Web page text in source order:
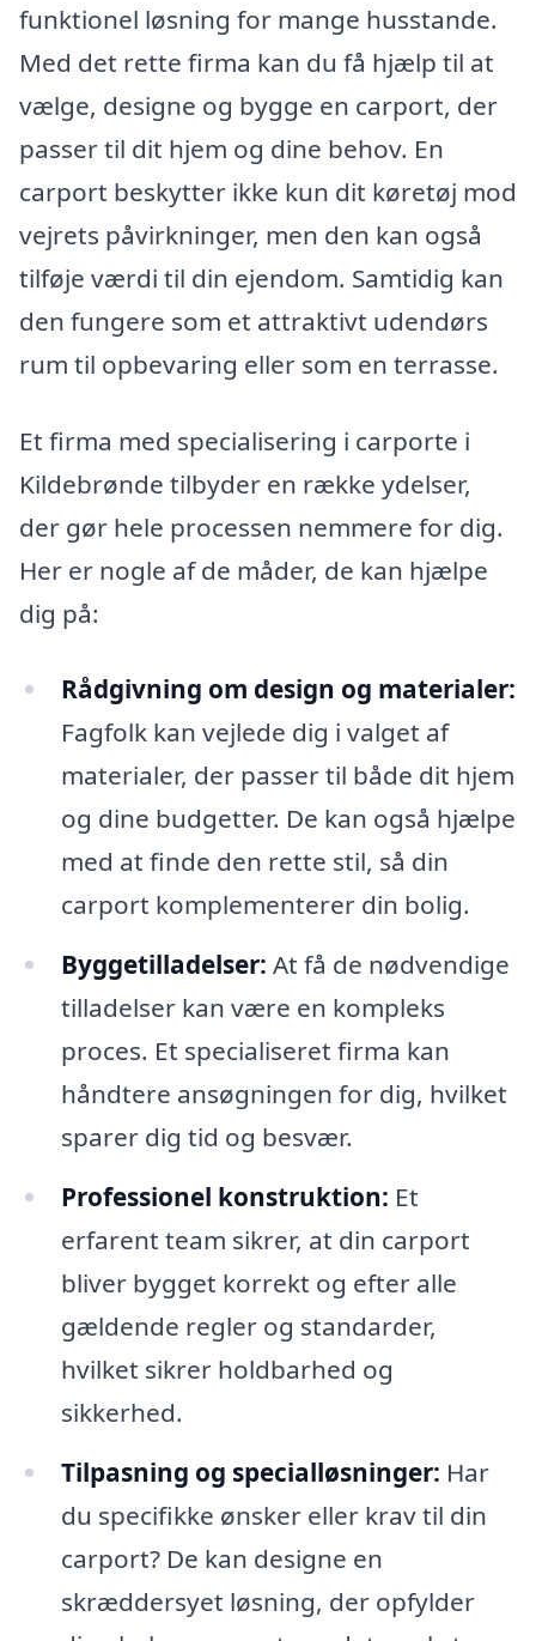
funktionel løsning for mange husstande.
Med det rette firma kan du få hjælp til at
vælge, designe og bygge en carport, der
passer til dit hjem og dine behov. En
carport beskytter ikke kun dit køretøj mod
vejrets påvirkninger, men den kan også
tilføje værdi til din ejendom. Samtidig kan
den fungere som et attraktivt udendørs
rum til opbevaring eller som en terrasse.
Et firma med specialisering i carporte i
Kildebrønde tilbyder en række ydelser,
der gør hele processen nemmere for dig.
Her er nogle af de måder, de kan hjælpe
dig på:
Rådgivning om design og materialer:
Fagfolk kan vejlede dig i valget af
materialer, der passer til både dit hjem
og dine budgetter. De kan også hjælpe
med at finde den rette stil, så din
carport komplementerer din bolig.
Byggetilladelser: At få de nødvendige
tilladelser kan være en kompleks
proces. Et specialiseret firma kan
håndtere ansøgningen for dig, hvilket
sparer dig tid og besvær.
Professionel konstruktion: Et
erfarent team sikrer, at din carport
bliver bygget korrekt og efter alle
gældende regler og standarder,
hvilket sikrer holdbarhed og
sikkerhed.
Tilpasning og specialløsninger: Har
du specifikke ønsker eller krav til din
carport? De kan designe en
skræddersyet løsning, der opfylder